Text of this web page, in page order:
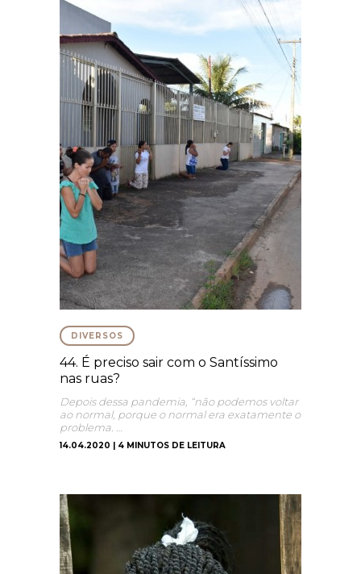
DIVERSOS
44. É preciso sair com o Santíssimo
nas ruas?
Depois dessa pandemia, “não podemos voltar
ao normal, porque o normal era exatamente o
problema. …
14.04.2020 | 4 MINUTOS DE LEITURA